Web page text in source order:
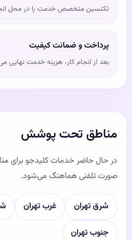
تکنسین متخصص خدمت را در محل
پرداخت و ضمانت کیفیت
بعد از انجام کار، هزینه خدمت نهایی
مناطق تحت پوشش
در حال حاضر خدمات کلیدجو برای
صورت تلفنی هماهنگ می‌شود.
شرق تهران غرب تهران
جنوب تهران